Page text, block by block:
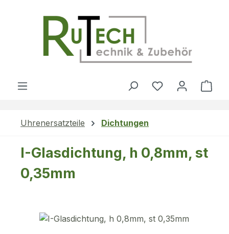
Du hast 0
Uhrenersatzteile Dichtungen
I-Glasdichtung, h 0,8mm, st
0,35mm
Bildergalerie überspringen